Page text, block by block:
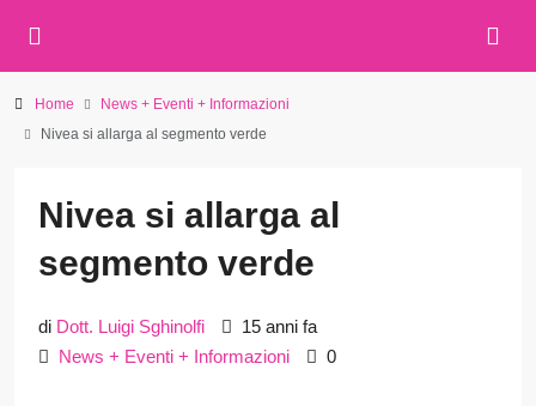
Home
News + Eventi + Informazioni
Nivea si allarga al segmento verde
Nivea si allarga al
segmento verde
di Dott. Luigi Sghinolfi
15 anni fa
News + Eventi + Informazioni
0